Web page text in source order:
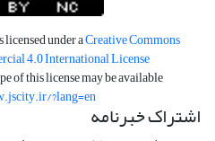
under aCreative Commons
4.0 International License
of this license may be available
?lang=en
اشتراک خبرنامه